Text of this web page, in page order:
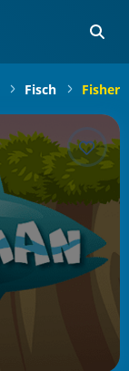
Fisch